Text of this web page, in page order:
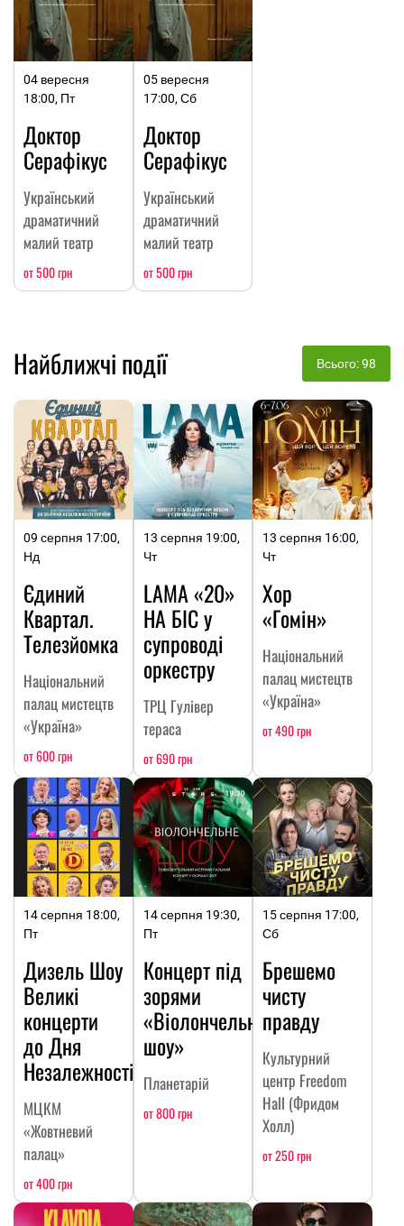
04 вересня
18:00, Пт
Доктор
Серафікус
Український
драматичний
малий театр
от 500 грн
05 вересня
17:00, Сб
Доктор
Серафікус
Український
драматичний
малий театр
от 500 грн
Найближчі події Всього: 98
09 серпня 17:00,
Нд
Єдиний
Квартал.
Телезйомка
Національний
палац мистецтв
«Україна»
от 600 грн
13 серпня 19:00,
Чт
LAMA «20»
НА БІС у
супроводі
оркестру
ТРЦ Гулівер
тераса
от 690 грн
13 серпня 16:00,
Чт
Хор
«Гомін»
Національний
палац мистецтв
«Україна»
от 490 грн
14 серпня 18:00,
Пт
Дизель Шоу
Великі
концерти
до Дня
Незалежності
МЦКМ
«Жовтневий
палац»
от 400 грн
14 серпня 19:30,
Пт
Концерт під
зорями
«Віолончельне
шоу»
Планетарій
от 800 грн
15 серпня 17:00,
Сб
Брешемо
чисту
правду
Культурний
центр Freedom
Hall (Фридом
Холл)
от 250 грн